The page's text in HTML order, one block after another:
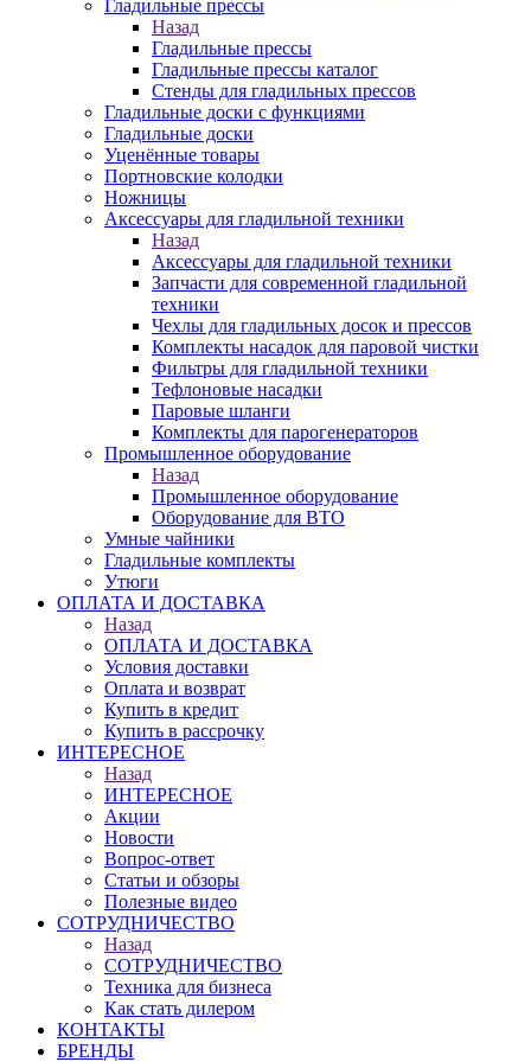
Гладильные прессы
Назад
Гладильные прессы
Гладильные прессы каталог
Стенды для гладильных прессов
Гладильные доски с функциями
Гладильные доски
Уценённые товары
Портновские колодки
Ножницы
Аксессуары для гладильной техники
Назад
Аксессуары для гладильной техники
Запчасти для современной гладильной
техники
Чехлы для гладильных досок и прессов
Комплекты насадок для паровой чистки
Фильтры для гладильной техники
Тефлоновые насадки
Паровые шланги
Комплекты для парогенераторов
Промышленное оборудование
Назад
Промышленное оборудование
Оборудование для ВТО
Умные чайники
Гладильные комплекты
Утюги
ОПЛАТА И ДОСТАВКА
Назад
ОПЛАТА И ДОСТАВКА
Условия доставки
Оплата и возврат
Купить в кредит
Купить в рассрочку
ИНТЕРЕСНОЕ
Назад
ИНТЕРЕСНОЕ
Акции
Новости
Вопрос-ответ
Статьи и обзоры
Полезные видео
СОТРУДНИЧЕСТВО
Назад
СОТРУДНИЧЕСТВО
Техника для бизнеса
Как стать дилером
КОНТАКТЫ
БРЕНДЫ